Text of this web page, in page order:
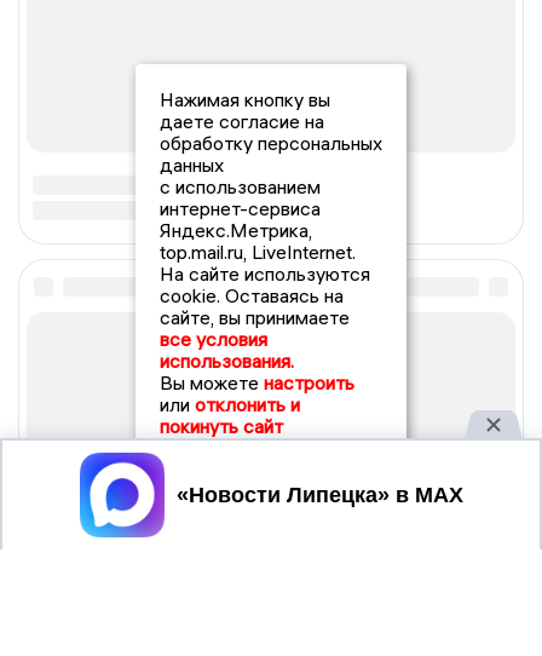
Нажимая кнопку вы
даете согласие на
обработку персональных
данных
с использованием
интернет-сервиса
Яндекс.Метрика,
top.mail.ru, LiveInternet.
На сайте используются
cookie. Оставаясь на
сайте, вы принимаете
все условия
использования.
Вы можете настроить
или отклонить и
покинуть сайт
Принять